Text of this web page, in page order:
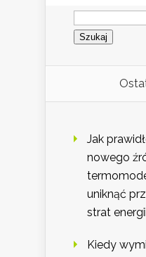
Szukaj:
Jak
nowego
uniknąć
strat energii
Kiedy